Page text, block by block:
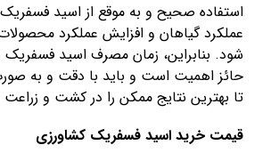
استفاده صحیح و به موقع از اسید فسفریک
عملکرد گیاهان و افزایش عملکرد
شود. بنابراین، زمان مصرف اسید فسفریک
حائز اهمیت است و باید با دقت و به
تا بهترین نتایج ممکن را در کشت و
قیمت خرید اسید فسفریک کشاورزی